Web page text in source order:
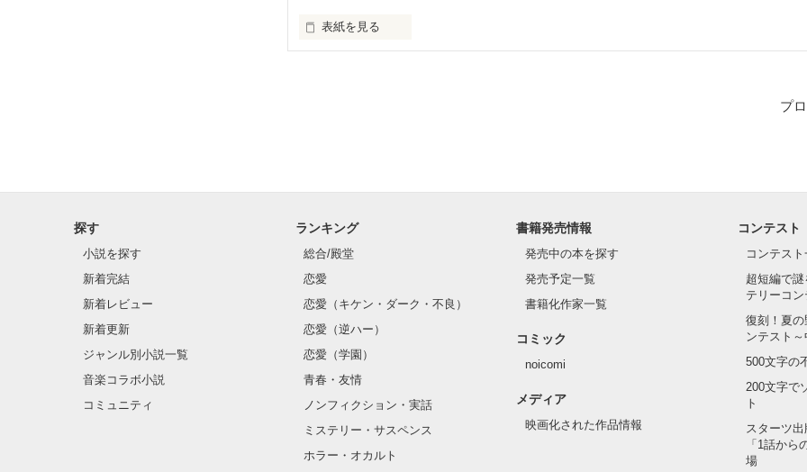
額めがけて『ふぅ～ ふぅ～』思いっきし息ぶっかけてたwww
表紙を見る
プ
探す
小説を探す
新着完結
新着レビュー
新着更新
ジャンル別小説一覧
音楽コラボ小説
コミュニティ
ランキング
総合/殿堂
恋愛
恋愛（キケン・ダーク・不良）
恋愛（逆ハー）
恋愛（学園）
青春・友情
ノンフィクション・実話
ミステリー・サスペンス
ホラー・オカルト
書籍発売情報
発売中の本を探す
発売予定一覧
書籍化作家一覧
コミック
noicomi
メディア
映画化された作品情報
コンテスト
コンテスト
超短編で
テリーコン
復刻！夏
ンテスト
500文字の
200文字で
ト
スターツ
「1話から
場